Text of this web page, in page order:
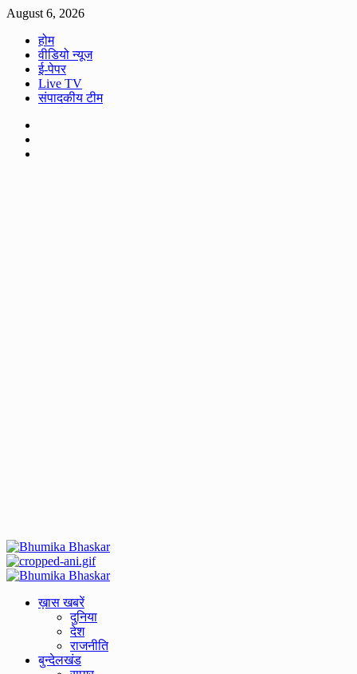
Skip
content
August 6, 2026
होम
वीडियो न्यूज
ई-पेपर
Live TV
संपादकीय टीम
Primary
ख़ास खबरें
दुनिया
देश
राजनीति
बुन्देलखंड